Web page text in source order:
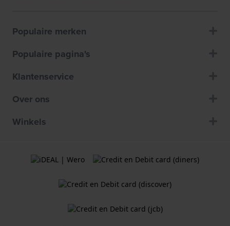
Populaire merken
Populaire pagina's
Klantenservice
Over ons
Winkels